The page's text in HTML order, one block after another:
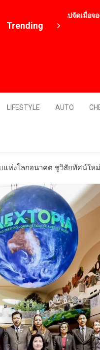
Trending
รเกาหลี ที่ต้องไปจัดเมื่อจอง
ปเกาหลี
LIFESTYLE AUTO
แห่งโลกอนาคต ชูวิสัยทัศน์ให